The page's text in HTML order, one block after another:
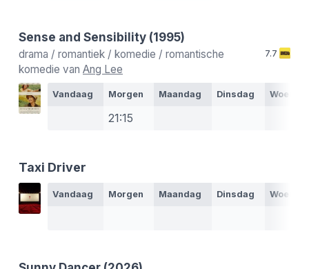
Sense and Sensibility (1995)
drama / romantiek / komedie / romantische
komedie van Ang Lee
7.7
Vandaag Morgen Maandag Dinsdag
21:15
Taxi Driver
Vandaag Morgen Maandag Dinsdag